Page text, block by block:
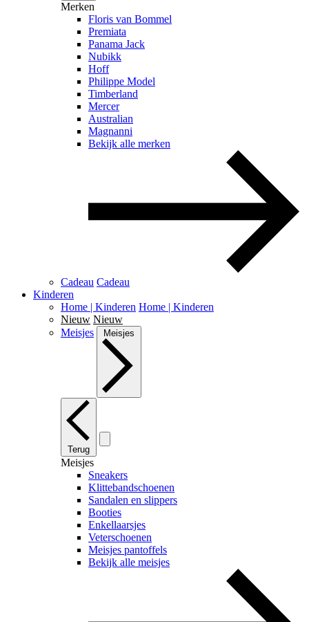
Merken
Floris van Bommel
Premiata
Panama Jack
Nubikk
Hoff
Philippe Model
Timberland
Mercer
Australian
Magnanni
Bekijk alle merken
Cadeau Cadeau
Kinderen
Home | Kinderen Home | Kinderen
Nieuw Nieuw
Meisjes
Meisjes
Terug
Meisjes
Sneakers
Klittebandschoenen
Sandalen en slippers
Booties
Enkellaarsjes
Veterschoenen
Meisjes pantoffels
Bekijk alle meisjes